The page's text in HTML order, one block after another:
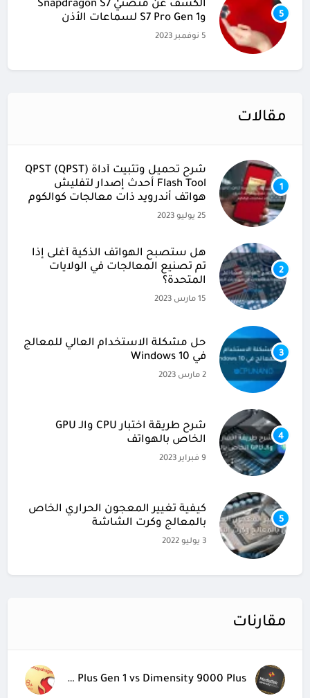
5
الكشف عن منصتيْ Snapdragon S7
وS7 Pro Gen 1 لسماعات الأذن
5 نوفمبر 2023
مقالات
1
شرح تحميل وتثبيت أداة (QPST (QPST
Flash Tool أحدث إصدار لتفليش
هواتف أندرويد ذات معالجات كوالكوم
25 يوليو 2023
2
هل ستصبح الهواتف الذكية أغلى إذا
تم تصنيع المعالجات في الولايات
المتحدة؟
15 مارس 2023
3
حل مشكلة الاستخدام العالي للمعالج
في Windows 10
2 مارس 2023
4
شرح طريقة اختبار CPU والـ GPU
الخاص بالهواتف
9 فبراير 2023
5
كيفية تغيير المعجون الحراري الخاص
بالمعالج وكرت الشاشة
3 يوليو 2022
مقارنات
Snapdragon 8 Plus Gen 1 vs Dimensity 9000 Plus